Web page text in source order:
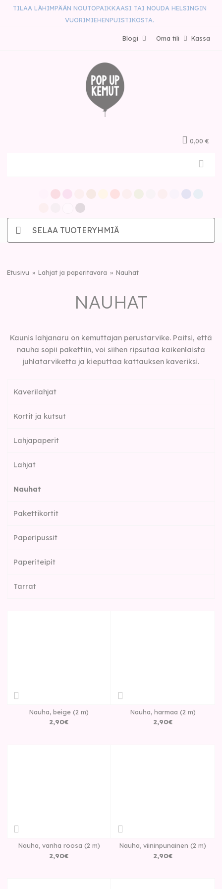
TILAA LÄHIMPÄÄN NOUTOPAIKKAASI TAI NOUDA HELSINGIN
VUORIMIEHENPUISTIKOSTA.
Kassa
Oma tili
Blogi
0,00 €
SELAA TUOTERYHMIÄ
Etusivu Lahjat ja paperitavara Nauhat
NAUHAT
Kaunis lahjanaru on kemuttajan perustarvike. Paitsi, että
nauha sopii pakettiin, voi siihen ripsutaa kaikenlaista
juhlatarviketta ja kieputtaa kattauksen kaveriksi.
Kaverilahjat
Kortit ja kutsut
Lahjapaperit
Lahjat
Nauhat
Pakettikortit
Paperipussit
Paperiteipit
Tarrat
Nauha, beige (2 m)
2,90€
Nauha, harmaa (2 m)
2,90€
Nauha, vanha roosa (2 m)
2,90€
Nauha, viininpunainen (2 m)
2,90€